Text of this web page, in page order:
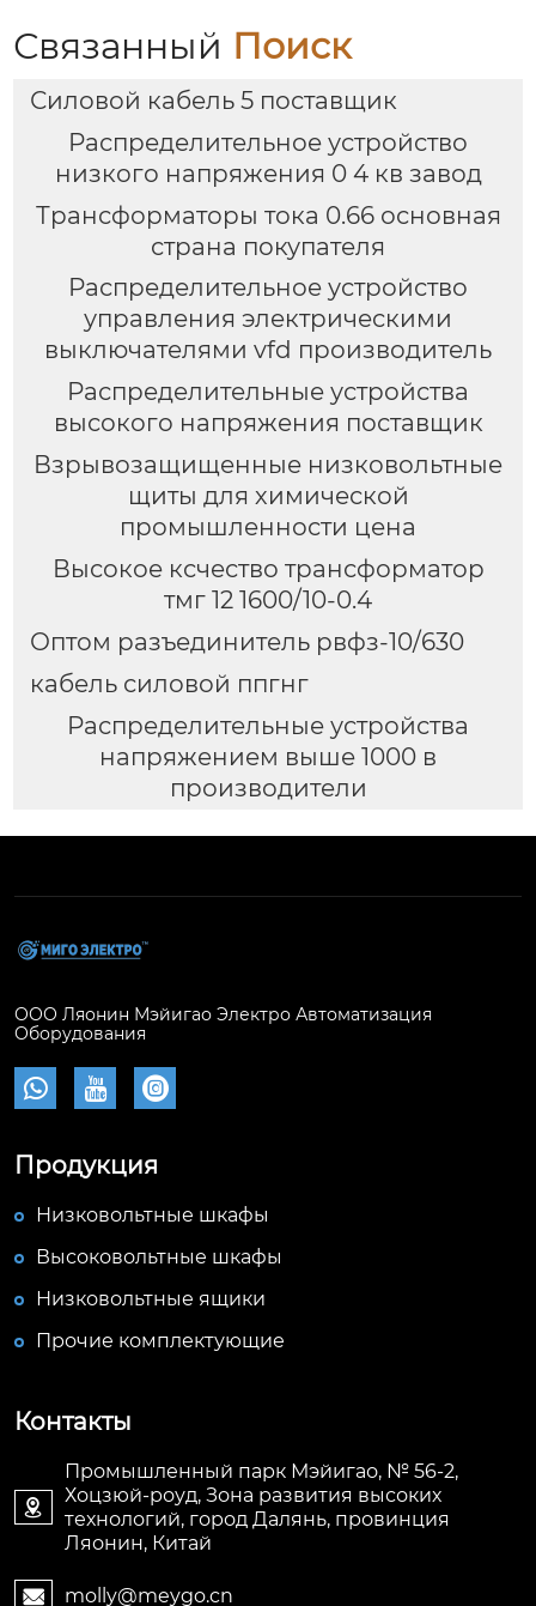
Связанный Поиск
Силовой кабель 5 поставщик
Распределительное устройство
низкого напряжения 0 4 кв завод
Трансформаторы тока 0.66 основная
страна покупателя
Распределительное устройство
управления электрическими
выключателями vfd производитель
Распределительные устройства
высокого напряжения поставщик
Взрывозащищенные низковольтные
щиты для химической
промышленности цена
Высокое ксчество трансформатор
тмг 12 1600/10-0.4
Оптом разъединитель рвфз-10/630
кабель силовой ппгнг
Распределительные устройства
напряжением выше 1000 в
производители
ООО Ляонин Мэйигао Электро Автоматизация
Оборудования
  
Продукция
Низковольтные шкафы
Высоковольтные шкафы
Низковольтные ящики
Прочие комплектующие
Контакты

Промышленный парк Мэйигао, № 56-2,
Хоцзюй-роуд, Зона развития высоких
технологий, город Далянь, провинция
Ляонин, Китай
 molly@meygo.cn